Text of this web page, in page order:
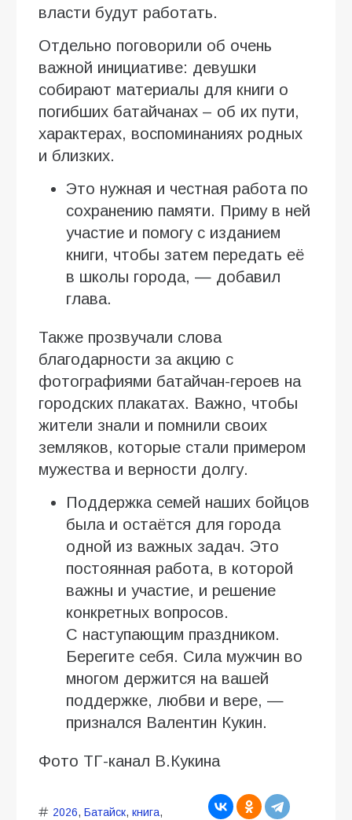
власти будут работать.
Отдельно поговорили об очень
важной инициативе: девушки
собирают материалы для книги о
погибших батайчанах – об их пути,
характерах, воспоминаниях родных
и близких.
Это нужная и честная работа по
сохранению памяти. Приму в ней
участие и помогу с изданием
книги, чтобы затем передать её
в школы города, — добавил
глава.
Также прозвучали слова
благодарности за акцию с
фотографиями батайчан-героев на
городских плакатах. Важно, чтобы
жители знали и помнили своих
земляков, которые стали примером
мужества и верности долгу.
Поддержка семей наших бойцов
была и остаётся для города
одной из важных задач. Это
постоянная работа, в которой
важны и участие, и решение
конкретных вопросов.
С наступающим праздником.
Берегите себя. Сила мужчин во
многом держится на вашей
поддержке, любви и вере, —
признался Валентин Кукин.
Фото ТГ-канал В.Кукина
2026, Батайск, книга,